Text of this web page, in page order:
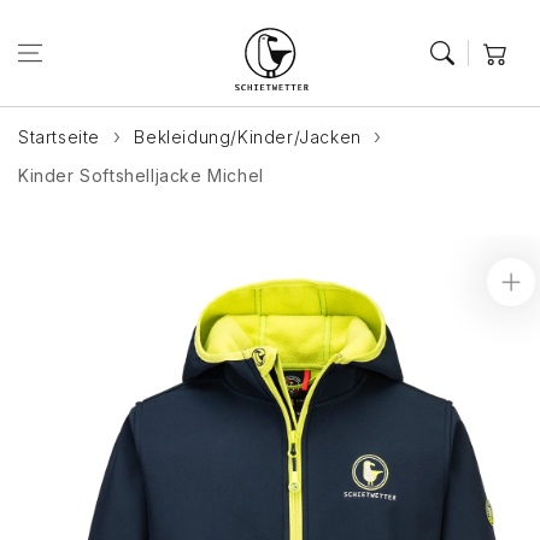
springen
Startseite
Bekleidung/Kinder/Jacken
Kinder Softshelljacke Michel